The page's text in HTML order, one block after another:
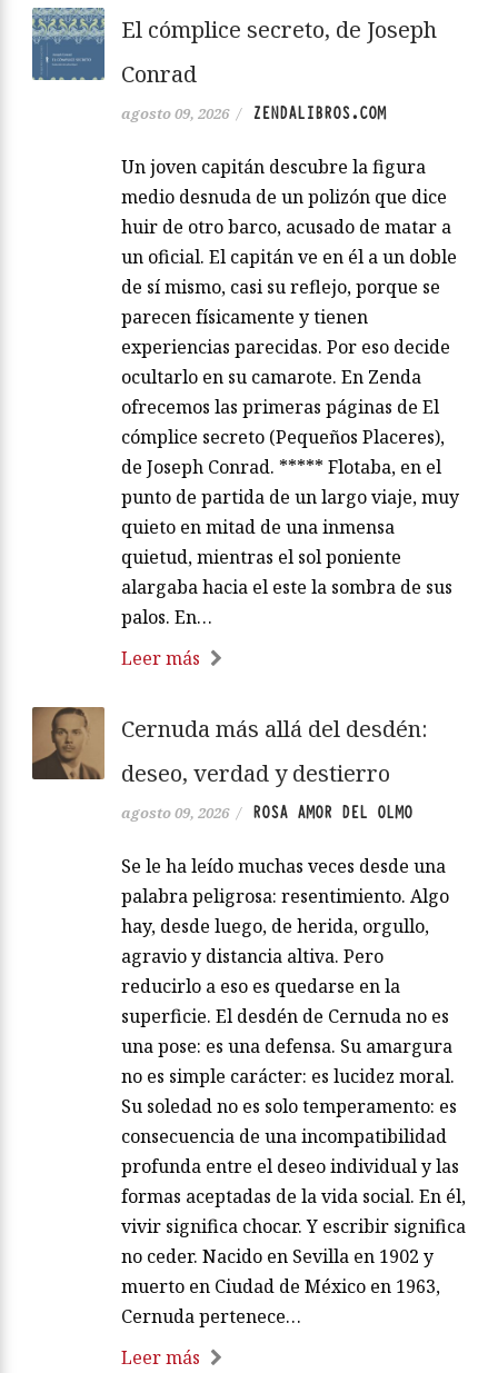
El cómplice secreto, de Joseph
Conrad
agosto 09, 2026 / ZENDALIBROS.COM
Un joven capitán descubre la figura
medio desnuda de un polizón que dice
huir de otro barco, acusado de matar a
un oficial. El capitán ve en él a un doble
de sí mismo, casi su reflejo, porque se
parecen físicamente y tienen
experiencias parecidas. Por eso decide
ocultarlo en su camarote. En Zenda
ofrecemos las primeras páginas de El
cómplice secreto (Pequeños Placeres),
de Joseph Conrad. ***** Flotaba, en el
punto de partida de un largo viaje, muy
quieto en mitad de una inmensa
quietud, mientras el sol poniente
alargaba hacia el este la sombra de sus
palos. En…
Leer más
Cernuda más allá del desdén:
deseo, verdad y destierro
agosto 09, 2026 / ROSA AMOR DEL OLMO
Se le ha leído muchas veces desde una
palabra peligrosa: resentimiento. Algo
hay, desde luego, de herida, orgullo,
agravio y distancia altiva. Pero
reducirlo a eso es quedarse en la
superficie. El desdén de Cernuda no es
una pose: es una defensa. Su amargura
no es simple carácter: es lucidez moral.
Su soledad no es solo temperamento: es
consecuencia de una incompatibilidad
profunda entre el deseo individual y las
formas aceptadas de la vida social. En él,
vivir significa chocar. Y escribir significa
no ceder. Nacido en Sevilla en 1902 y
muerto en Ciudad de México en 1963,
Cernuda pertenece…
Leer más